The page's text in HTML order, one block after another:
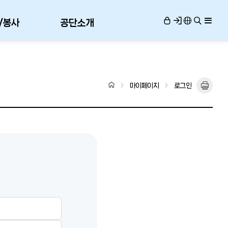
봉사 공단소개
마이페이지 로그인